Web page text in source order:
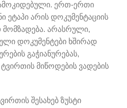
ერთ-ერთი
ეტაპი არის დოკუმენტაციის
არასრული,
დოკუმენტები ხშირად
გაჭიანურებას,
მიწოდების ვადების
შესახებ ზუსტი